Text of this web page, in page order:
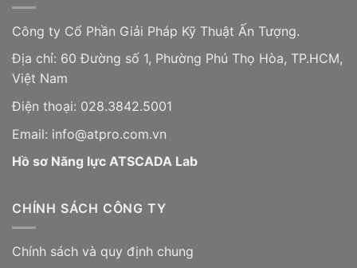
Công ty Cổ Phần Giải Pháp Kỹ Thuật Ấn Tượng.
Địa chỉ: 60 Đường số 1, Phường Phú Thọ Hòa, TP.HCM,
Việt Nam
Điện thoại: 028.3842.5001
Email: info@atpro.com.vn
Hồ sơ Năng lực ATSCADA Lab
CHÍNH SÁCH CÔNG TY
Chính sách và quy định chung